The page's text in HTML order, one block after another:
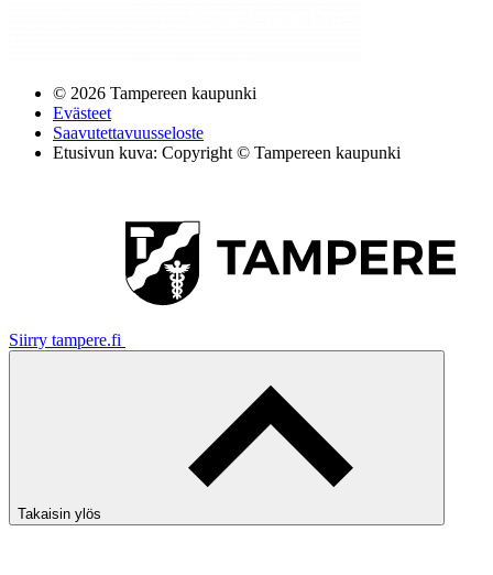
© 2026 Tampereen kaupunki
Evästeet
Saavutettavuusseloste
Etusivun kuva: Copyright © Tampereen kaupunki
Siirry tampere.fi
Takaisin ylös